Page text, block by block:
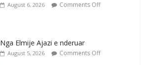
August 6, 2026 Comments Off
Nga Elmije Ajazi e nderuar
August 5, 2026 Comments Off